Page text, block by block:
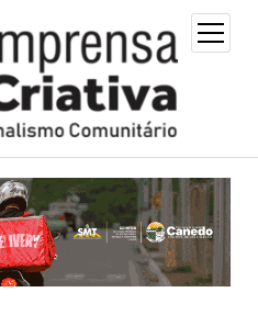
open
menu